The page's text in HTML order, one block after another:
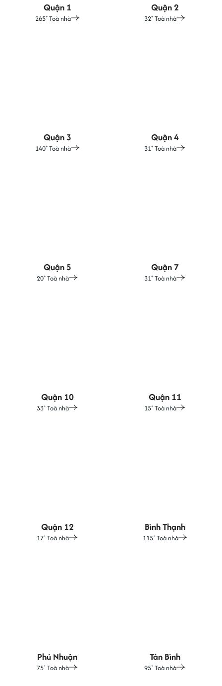
Quận 1
265+Toà nhà
Quận 2
32+ Toà nhà
Quận 3
140+Toà nhà
Quận 4
31+ Toà nhà
Quận 5
20+ Toà nhà
Quận 7
31+ Toà nhà
Quận 10
33+ Toà nhà
Quận 11
15+ Toà nhà
Quận 12
17+ Toà nhà
Bình Thạnh
115+Toà nhà
Phú Nhuận
75+ Toà nhà
Tân Bình
95+ Toà nhà